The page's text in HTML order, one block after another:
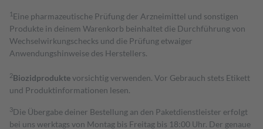
1 Eine pharmazeutische Prüfung der Arzneimittel und sonstigen
Produkte in deinem Warenkorb beinhaltet die Durchführung von
Wechselwirkungschecks und die Prüfung etwaiger
Anwendungshinweise des Herstellers.
2Biozidproduktevorsichtig verwenden. Vor Gebrauch stets Etikett
und Produktinformationen lesen.
3Die Übergabe deiner Bestellung an den Paketdienstleister erfolgt
bei uns werktags von Montag bis Freitag bis 18:00 Uhr. Der genaue